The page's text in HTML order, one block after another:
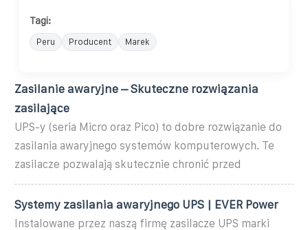
Tagi:
Peru Producent Marek
Zasilanie awaryjne – Skuteczne rozwiązania
zasilające
UPS-y (seria Micro oraz Pico) to dobre rozwiązanie do
zasilania awaryjnego systemów komputerowych. Te
zasilacze pozwalają skutecznie chronić przed
Systemy zasilania awaryjnego UPS | EVER Power
Instalowane przez naszą firmę zasilacze UPS marki